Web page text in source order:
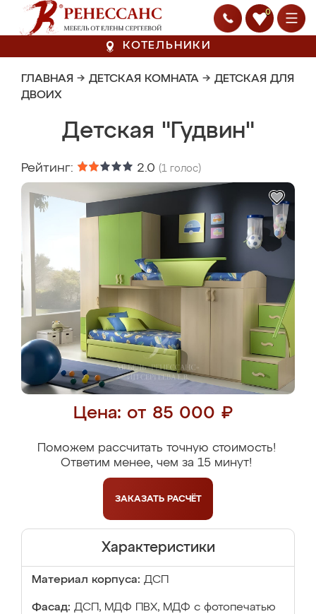
0
КОТЕЛЬНИКИ
ГЛАВНАЯ → ДЕТСКАЯ КОМНАТА → ДЕТСКАЯ ДЛЯ
ДВОИХ
Детская "Гудвин"
Рейтинг: 2.0 (1 голос)
Цена: от 85 000 ₽
Поможем рассчитать точную стоимость!
Ответим менее, чем за 15 минут!
ЗАКАЗАТЬ РАСЧЁТ
Характеристики
Материал корпуса: ДСП
Фасад: ДСП, МДФ ПВХ, МДФ с фотопечатью